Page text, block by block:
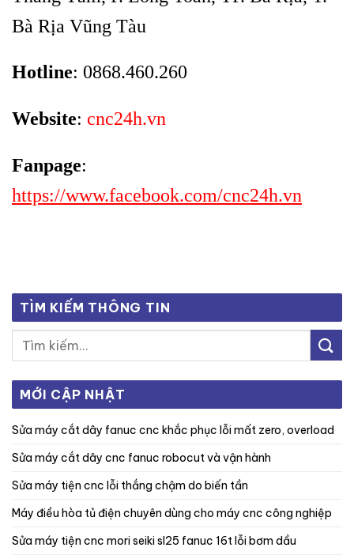
Bà Rịa Vũng Tàu
Hotline: 0868.460.260
Website: cnc24h.vn
Fanpage:
https://www.facebook.com/cnc24h.vn
TÌM KIẾM THÔNG TIN
MỚI CẬP NHẬT
sửa máy cắt dây fanuc cnc khắc phục lỗi mất zero, overload
sửa máy cắt dây cnc fanuc robocut và vận hành
sửa máy tiện cnc lỗi thắng chậm do biến tần
máy điều hòa tủ điện chuyên dùng cho máy cnc công nghiệp
sửa máy tiện cnc mori seiki sl25 fanuc 16t lỗi bơm dầu